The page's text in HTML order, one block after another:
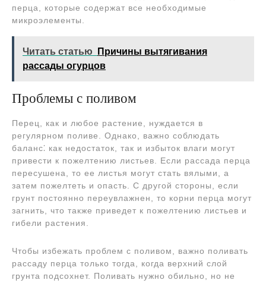
перца, которые содержат все необходимые
микроэлементы.
Читать статью
Причины вытягивания
рассады огурцов
Проблемы с поливом
Перец, как и любое растение, нуждается в
регулярном поливе. Однако, важно соблюдать
баланс⁚ как недостаток, так и избыток влаги могут
привести к пожелтению листьев. Если рассада перца
пересушена, то ее листья могут стать вялыми, а
затем пожелтеть и опасть. С другой стороны, если
грунт постоянно переувлажнен, то корни перца могут
загнить, что также приведет к пожелтению листьев и
гибели растения.
Чтобы избежать проблем с поливом, важно поливать
рассаду перца только тогда, когда верхний слой
грунта подсохнет. Поливать нужно обильно, но не